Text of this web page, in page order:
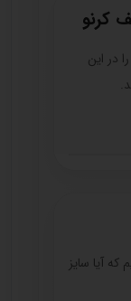
کرنو
در این
آیا سایز